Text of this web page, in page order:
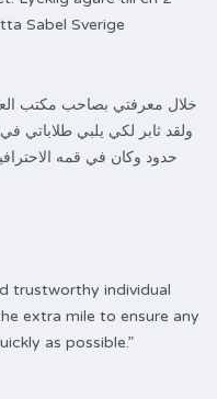
Sabel Sverige
ولقد ثابر لكي يلبي طلاباتي
حدود وكان في قمه
trustworthy individual
extra mile to ensure any
as possible.”